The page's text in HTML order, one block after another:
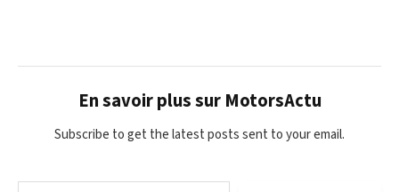
En savoir plus sur MotorsActu
Subscribe to get the latest posts sent to your email.
Saisissez votre adresse e-mail…